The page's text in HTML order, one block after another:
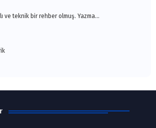
ve teknik bir rehber olmuş. Yazma...